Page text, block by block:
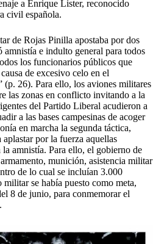
a Enrique Lister, reconocido
civil española.
de Rojas Pinilla apostaba por dos
e indulto general para todos
los funcionarios públicos que
de excesivo celo en el
(p. 26). Para ello, los aviones militares
las zonas en conflicto invitando a la
del Partido Liberal acudieron a
a las bases campesinas de acoger
en marcha la segunda táctica,
por la fuerza aquellas
amnistía. Para ello, el gobierno de
munición, asistencia militar
de lo cual se incluían 3.000
se había puesto como meta,
8 de junio, para conmemorar el